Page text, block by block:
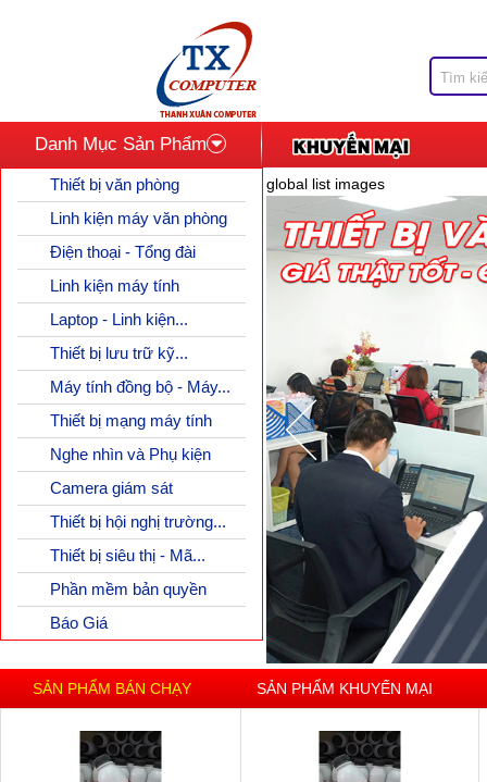
Danh Mục Sản Phẩm
Thiết bị văn phòng
Linh kiện máy văn phòng
Điện thoại - Tổng đài
Linh kiện máy tính
Laptop - Linh kiện...
Thiết bị lưu trữ kỹ...
Máy tính đồng bộ - Máy...
Thiết bị mạng máy tính
Nghe nhìn và Phụ kiện
Camera giám sát
Thiết bị hội nghị trường...
Thiết bị siêu thị - Mã...
Phần mềm bản quyền
Báo Giá
global list images
SẢN PHẨM BÁN CHẠY SẢN PHẨM KHUYẾN MẠI